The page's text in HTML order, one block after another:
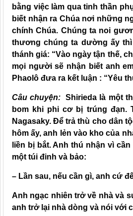
bằng việc làm qua tinh thần
biết nhận ra Chúa nơi những
chính Chúa. Chúng ta noi
thương chúng ta dường ấy thì
thánh giá: “Vào ngày tận thế,
mọi người sẽ nhận biết anh
Phaolô đưa ra kết luận : “Yêu
Câu chuyện:Shirieda là một
bom khi phi cơ bị trúng đạn.
Nagasaky. Để trả thù cho dân
hôm ấy, anh lẻn vào kho của
liền bị bắt. Anh thú nhận vì
một túi đinh và bảo:
– Lần sau, nếu cần gì, anh cứ
Anh ngạc nhiên trở về nhà và
anh trở lại nhà dòng và nói với